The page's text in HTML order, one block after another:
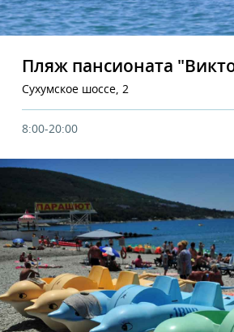
Пляж пансионата
Сухумское шоссе, 2
8:00-20:00